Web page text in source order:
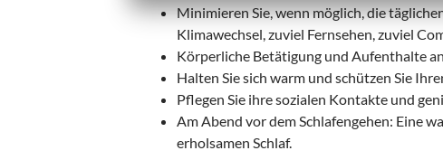
Minimieren Sie, wenn möglich, die
Klimawechsel, zuviel Fernsehen, zuviel
Körperliche Betätigung und Aufenthalte
Halten Sie sich warm und schützen Sie
Pflegen Sie ihre sozialen Kontakte und
Am Abend vor dem Schlafengehen: Eine
erholsamen Schlaf.